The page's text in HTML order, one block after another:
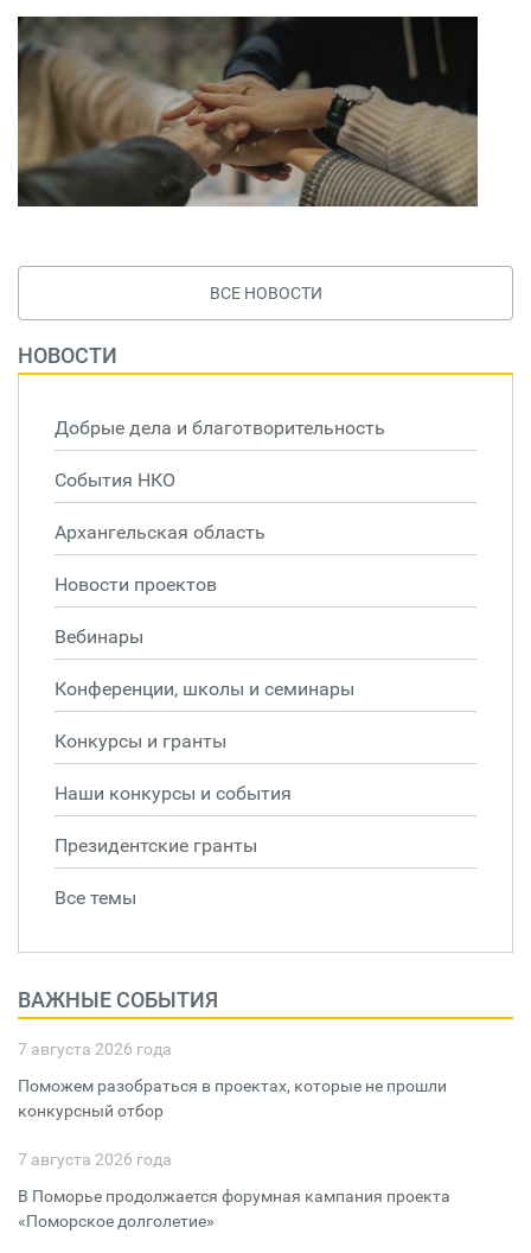
ВСЕ НОВОСТИ
НОВОСТИ
Добрые дела и благотворительность
События НКО
Архангельская область
Новости проектов
Вебинары
Конференции, школы и семинары
Конкурсы и гранты
Наши конкурсы и события
Президентские гранты
Все темы
ВАЖНЫЕ СОБЫТИЯ
7 августа 2026 года
Поможем разобраться в проектах, которые не прошли
конкурсный отбор
7 августа 2026 года
В Поморье продолжается форумная кампания проекта
«Поморское долголетие»